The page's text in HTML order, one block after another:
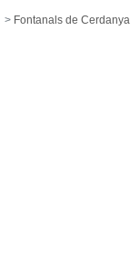
Fontanals de Cerdanya